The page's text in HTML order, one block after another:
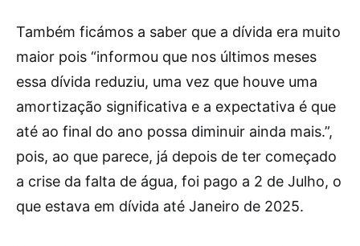
Também ficámos a saber que a dívida era muito
maior pois “informou que nos últimos meses
essa dívida reduziu, uma vez que houve uma
amortização significativa e a expectativa é que
até ao final do ano possa diminuir ainda mais.”,
pois, ao que parece, já depois de ter começado
a crise da falta de água, foi pago a 2 de Julho, o
que estava em dívida até Janeiro de 2025.